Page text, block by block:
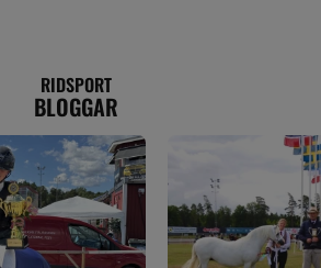
RIDSPORT
BLOGGAR